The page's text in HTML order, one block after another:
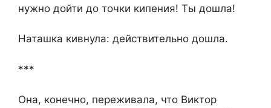
нужно дойти до точки кипения! Ты дошла!
Наташка кивнула: действительно дошла.
***
Она, конечно, переживала, что Виктор